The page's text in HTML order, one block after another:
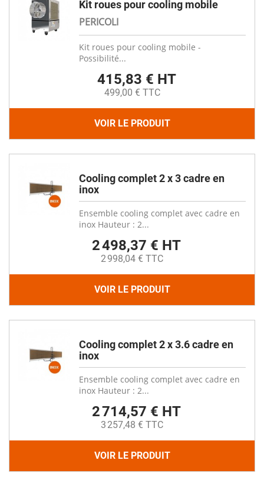
Kit roues pour cooling mobile
PERICOLI
Kit roues pour cooling mobile -
Possibilité...
415,83 € HT
499,00 € TTC
VOIR LE PRODUIT
Cooling complet 2 x 3 cadre en
inox
Ensemble cooling complet avec cadre en
inox Hauteur : 2...
2 498,37 € HT
2 998,04 € TTC
VOIR LE PRODUIT
Cooling complet 2 x 3.6 cadre en
inox
Ensemble cooling complet avec cadre en
inox Hauteur : 2...
2 714,57 € HT
3 257,48 € TTC
VOIR LE PRODUIT